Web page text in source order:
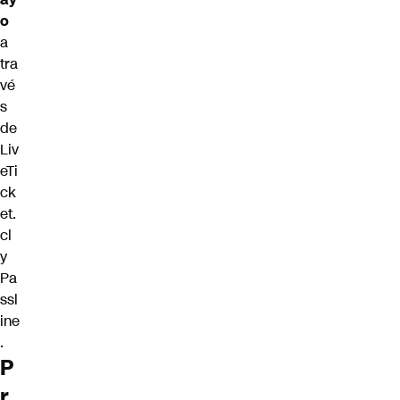
o
a
tra
vé
s
de
Liv
eTi
ck
et.
cl
y
Pa
ssl
ine
.
P